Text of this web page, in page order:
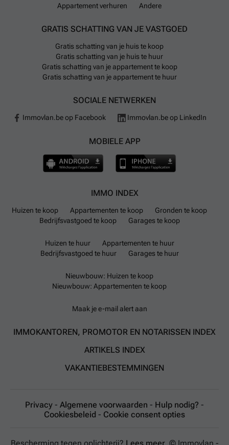
Appartement verhuren
Andere
GRATIS SCHATTING VAN JE VASTGOED
Gratis schatting van je huis te koop
Gratis schatting van je huis te huur
Gratis schatting van je appartement te koop
Gratis schatting van je appartement te huur
SOCIALE NETWERKEN
Immovlan.be op Facebook Immovlan.be op LinkedIn
MOBIELE APP
IMMO INDEX
Huizen te koop Appartementen te koop
Gronden te koop
Bedrijfsvastgoed te koop
Garages te koop
Huizen te huur
Appartementen te huur
Bedrijfsvastgoed te huur
Garages te huur
Nieuwbouw: Huizen te koop
Nieuwbouw: Appartementen te koop
Maak je e-mail alert aan
IMMOKANTOREN, PROMOTOR EN NOTARISSEN INDEX
ARTIKELS INDEX
VAKANTIEBESTEMMINGEN
Privacy - Algemene voorwaarden - Hulp nodig? -
Cookiesbeleid - Cookie consent opties